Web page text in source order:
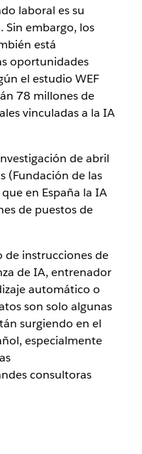
laboral es su
embargo, los
está
oportunidades
el estudio WEF
78 millones de
vinculadas a la IA
de abril
(Fundación de las
en España la IA
de puestos de
de instrucciones de
de IA, entrenador
automático o
son solo algunas
surgiendo en el
especialmente
consultoras